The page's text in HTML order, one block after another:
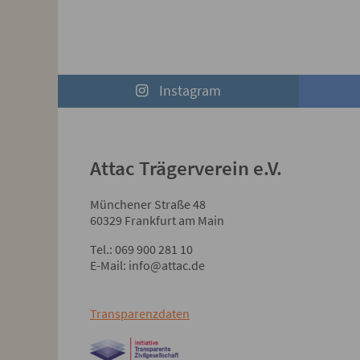
Instagram
Attac Trägerverein e.V.
Münchener Straße 48
60329 Frankfurt am Main
Tel.: 069 900 281 10
E-Mail: info@attac.de
Transparenzdaten